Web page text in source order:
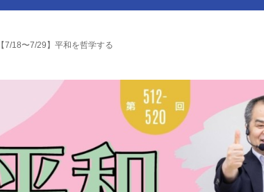
【7/18〜7/29】平和を哲学する